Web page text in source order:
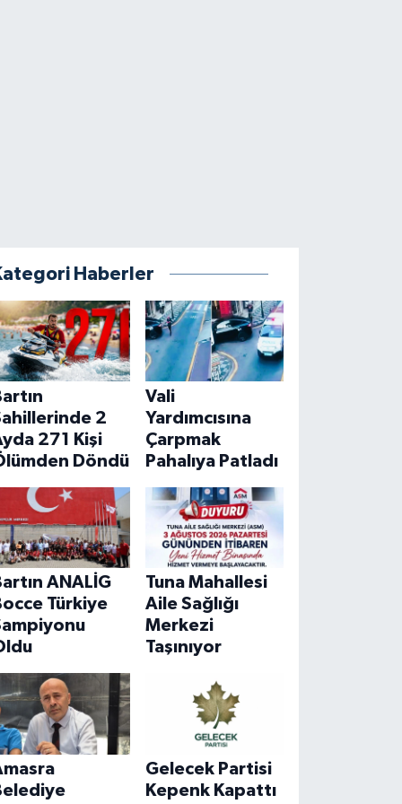
Haberler
2
271 Kişi
Döndü
Vali
Yardımcısına
Çarpmak
Pahalıya Patladı
ANALİG
Türkiye
Tuna Mahallesi
Aile Sağlığı
Merkezi
Taşınıyor
Gelecek Partisi
Kepenk Kapattı